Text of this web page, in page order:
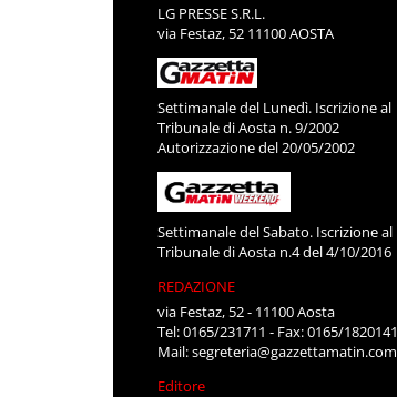
LG PRESSE S.R.L.
via Festaz, 52 11100 AOSTA
Settimanale del Lunedì. Iscrizione al
Tribunale di Aosta n. 9/2002
Autorizzazione del 20/05/2002
Settimanale del Sabato. Iscrizione al
Tribunale di Aosta n.4 del 4/10/2016
REDAZIONE
via Festaz, 52 - 11100 Aosta
Tel: 0165/231711 - Fax: 0165/1820141
Mail:segreteria@gazzettamatin.com
Editore